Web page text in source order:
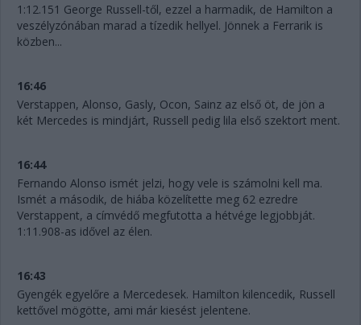
1:12.151 George Russell-től, ezzel a harmadik, de Hamilton a
veszélyzónában marad a tízedik hellyel. Jönnek a Ferrarik is
közben...
16:46
Verstappen, Alonso, Gasly, Ocon, Sainz az első öt, de jön a
két Mercedes is mindjárt, Russell pedig lila első szektort ment.
16:44
Fernando Alonso ismét jelzi, hogy vele is számolni kell ma.
Ismét a második, de hiába közelítette meg 62 ezredre
Verstappent, a címvédő megfutotta a hétvége legjobbját.
1:11.908-as idővel az élen.
16:43
Gyengék egyelőre a Mercedesek. Hamilton kilencedik, Russell
kettővel mögötte, ami már kiesést jelentene.